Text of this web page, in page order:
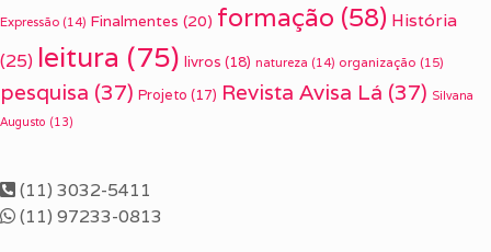
Expressão (14) Finalmentes (20) formação (58) História
(25) leitura (75) livros (18) natureza (14) organização (15)
pesquisa (37) Projeto (17) Revista Avisa Lá (37) Silvana
Augusto (13)
(11) 3032-5411
(11) 97233-0813